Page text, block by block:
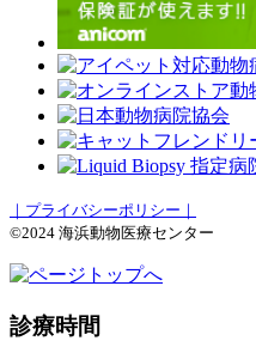
｜プライバシーポリシー｜
©2024 海浜動物医療センター
診療時間